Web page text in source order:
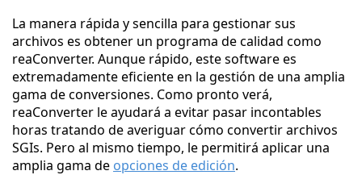
La manera rápida y sencilla para gestionar sus
archivos es obtener un programa de calidad como
reaConverter. Aunque rápido, este software es
extremadamente eficiente en la gestión de una amplia
gama de conversiones. Como pronto verá,
reaConverter le ayudará a evitar pasar incontables
horas tratando de averiguar cómo convertir archivos
SGIs. Pero al mismo tiempo, le permitirá aplicar una
amplia gama de opciones de edición.